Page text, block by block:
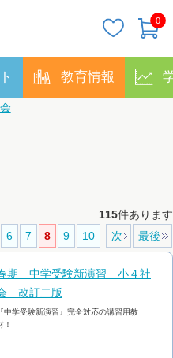
0
教育情報
115件あります
6 7 8 9 10 次 最後
期 中学受験新演習 小４社
改訂二版
『中学受験新演習』完全対応の講習用教
！